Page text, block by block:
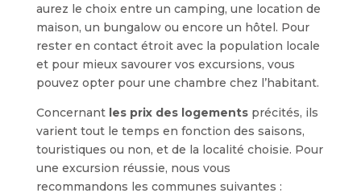
aurez le choix entre un camping, une location de
maison, un bungalow ou encore un hôtel. Pour
rester en contact étroit avec la population locale
et pour mieux savourer vos excursions, vous
pouvez opter pour une chambre chez l’habitant.
Concernant les prix des logementsprécités, ils
varient tout le temps en fonction des saisons,
touristiques ou non, et de la localité choisie. Pour
une excursion réussie, nous vous
recommandons les communes suivantes :